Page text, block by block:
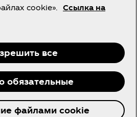
Company, Все права
cookie».
Ссылка на
все
обязательные
файлами cookie